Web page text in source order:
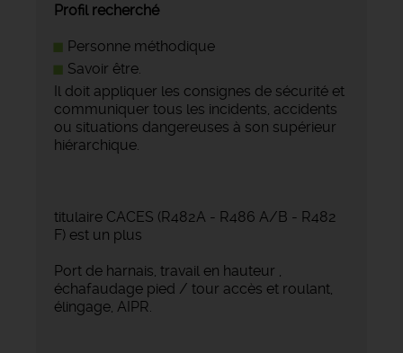
Profil recherché
Personne méthodique
Savoir être.
Il doit appliquer les consignes de sécurité et
communiquer tous les incidents, accidents
ou situations dangereuses à son supérieur
hiérarchique.
titulaire CACES (R482A - R486 A/B - R482
F) est un plus
Port de harnais, travail en hauteur ,
échafaudage pied / tour accès et roulant,
élingage, AIPR.